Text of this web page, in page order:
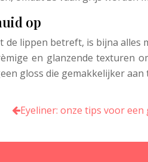
op
lippen betreft, is bijna alles
en glanzende texturen
gloss die gemakkelijker
Eyeliner: onze tips voor